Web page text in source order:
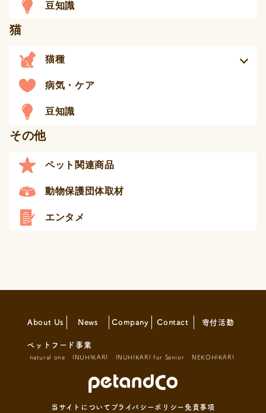
豆知識
猫
猫種
病気・ケア
豆知識
その他
ペット関連商品
動物保護団体取材
エンタメ
About Us News Company Contact 寄付活動
ペットフード事業
natural one INUHIKARI INUHIKARI for Senior NEKOHIKARI
当サイトについて プライバシーポリシー 免責事項